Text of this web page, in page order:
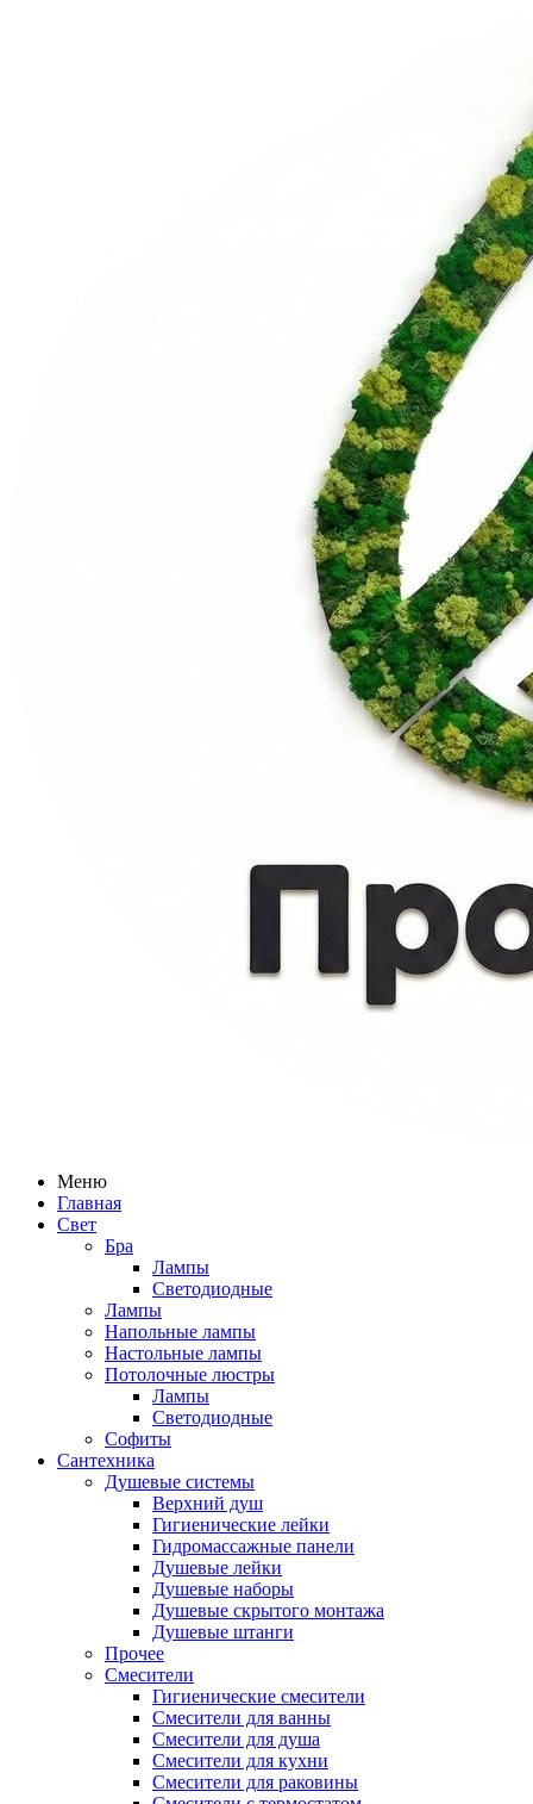
Меню
Главная
Свет
Бра
Лампы
Светодиодные
Лампы
Напольные лампы
Настольные лампы
Потолочные люстры
Лампы
Светодиодные
Софиты
Сантехника
Душевые системы
Верхний душ
Гигиенические лейки
Гидромассажные панели
Душевые лейки
Душевые наборы
Душевые скрытого монтажа
Душевые штанги
Прочее
Смесители
Гигиенические смесители
Смесители для ванны
Смесители для душа
Смесители для кухни
Смесители для раковины